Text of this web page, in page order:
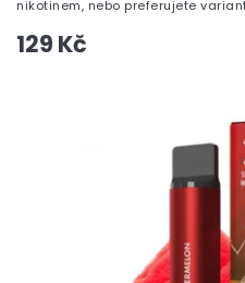
129 Kč
nikotinem, nebo preferujete